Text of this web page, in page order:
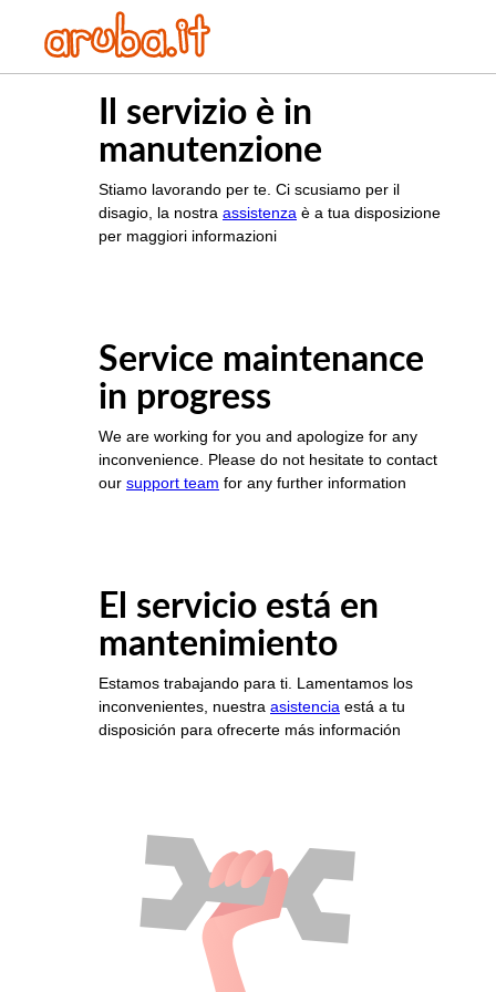
Il servizio è in
manutenzione
Stiamo lavorando per te. Ci scusiamo per il
disagio, la nostra assistenza è a tua disposizione
per maggiori informazioni
Service maintenance
in progress
We are working for you and apologize for any
inconvenience. Please do not hesitate to contact
our support team for any further information
El servicio está en
mantenimiento
Estamos trabajando para ti. Lamentamos los
inconvenientes, nuestra asistencia está a tu
disposición para ofrecerte más información